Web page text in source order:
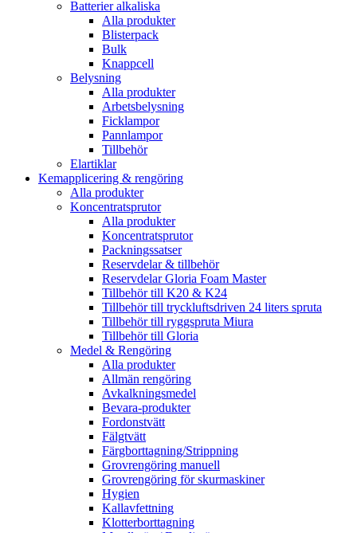
Batterier alkaliska
Alla produkter
Blisterpack
Bulk
Knappcell
Belysning
Alla produkter
Arbetsbelysning
Ficklampor
Pannlampor
Tillbehör
Elartiklar
Kemapplicering & rengöring
Alla produkter
Koncentratsprutor
Alla produkter
Koncentratsprutor
Packningssatser
Reservdelar & tillbehör
Reservdelar Gloria Foam Master
Tillbehör till K20 & K24
Tillbehör till tryckluftsdriven 24 liters spruta
Tillbehör till ryggspruta Miura
Tillbehör till Gloria
Medel & Rengöring
Alla produkter
Allmän rengöring
Avkalkningsmedel
Bevara-produkter
Fordonstvätt
Fälgtvätt
Färgborttagning/Strippning
Grovrengöring manuell
Grovrengöring för skurmaskiner
Hygien
Kallavfettning
Klotterborttagning